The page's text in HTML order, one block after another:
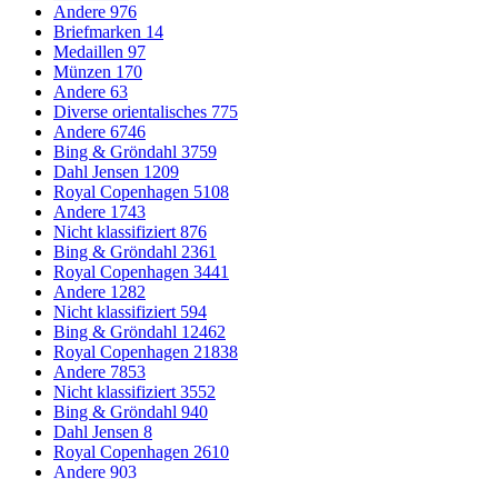
Andere 976
Briefmarken 14
Medaillen 97
Münzen 170
Andere 63
Diverse orientalisches 775
Andere 6746
Bing & Gröndahl 3759
Dahl Jensen 1209
Royal Copenhagen 5108
Andere 1743
Nicht klassifiziert876
Bing & Gröndahl 2361
Royal Copenhagen 3441
Andere 1282
Nicht klassifiziert 594
Bing & Gröndahl 12462
Royal Copenhagen 21838
Andere 7853
Nicht klassifiziert3552
Bing & Gröndahl 940
Dahl Jensen 8
Royal Copenhagen 2610
Andere 903